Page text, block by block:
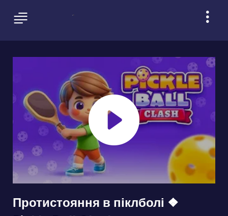
Протистояння в піклболі ❖